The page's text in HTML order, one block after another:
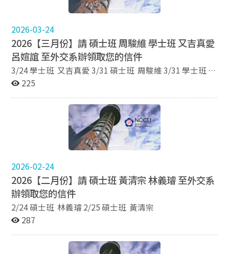
2026-03-24
2026【三月份】請 碩士班 周駿維 學士班 又吉真愛
呂媗誼 至外交系辦領取您的信件
3/24 學士班 又吉真愛 3/31 碩士班 周駿維 3/31 學士班
呂媗誼
225
2026-02-24
2026【二月份】請 碩士班 黃清宗 林義璿 至外交系
辦領取您的信件
2/24 碩士班 林義璿 2/25 碩士班 黃清宗
287